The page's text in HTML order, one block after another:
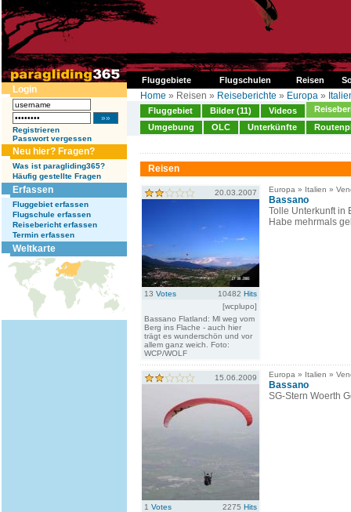
Fluggebiete Flugschulen Reisen
Login
Registrieren
Passwort vergessen
Neu hier? Fragen?
Was ist paragliding365?
Häufig gestellte Fragen
Erfassen
Fluggebiet erfassen
Flugschule erfassen
Reisebericht erfassen
Termin erfassen
Weltkarte
Home » Reisen » Reiseberichte » Europa »
Fluggebiet Bilder (11) Videos
Umgebung
OLC Unterkünfte
Reisen
20.03.2007
13 Votes 10482 Hits
[wcplupo]
Bassano Flatland: Ml weg vom
Berg ins Flache - auch hier
trägt es wunderschön und vor
allem ganz weich. Foto:
WCP/WOLF
Europa » Italien »
Bassano
Tolle Unterkunft in
Habe mehrmals
15.06.2009
1 Votes 2275 Hits
Europa » Italien »
Bassano
SG-Stern Woerth